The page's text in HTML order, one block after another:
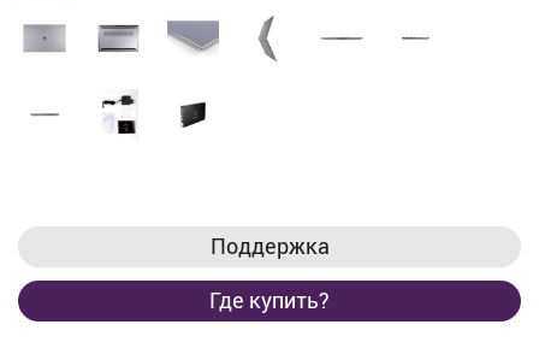
Поддержка
Где купить?